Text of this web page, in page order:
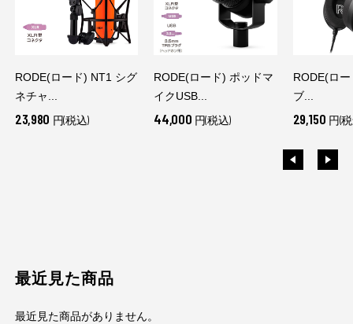
RODE(ロード) NT1 シグ
ネチャ...
23,980 円(税込)
RODE(ロード) ポッドマ
イクUSB...
44,000 円(税込)
RODE(ロ
ブ...
29,150 円(
最近見た商品
最近見た商品がありません。